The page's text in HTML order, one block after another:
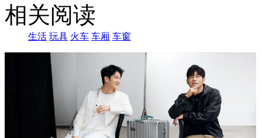
相关阅读
生活 玩具 火车 车厢 车窗